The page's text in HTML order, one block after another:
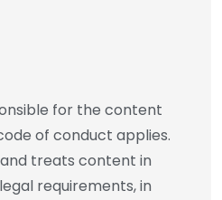
for the content
of conduct applies.
treats content in
requirements, in